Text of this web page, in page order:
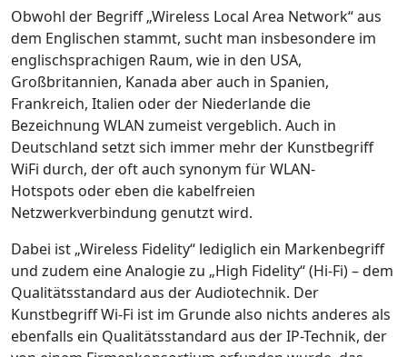
Obwohl der Begriff „Wireless Local Area Network“ aus
dem Englischen stammt, sucht man insbesondere im
englischsprachigen Raum, wie in den USA,
Großbritannien, Kanada aber auch in Spanien,
Frankreich, Italien oder der Niederlande die
Bezeichnung WLAN zumeist vergeblich. Auch in
Deutschland setzt sich immer mehr der Kunstbegriff
WiFi durch, der oft auch synonym für WLAN-
Hotspots oder eben die kabelfreien
Netzwerkverbindung genutzt wird.
Dabei ist „Wireless Fidelity“ lediglich ein Markenbegriff
und zudem eine Analogie zu „High Fidelity“ (Hi-Fi) – dem
Qualitätsstandard aus der Audiotechnik. Der
Kunstbegriff Wi-Fi ist im Grunde also nichts anderes als
ebenfalls ein Qualitätsstandard aus der IP-Technik, der